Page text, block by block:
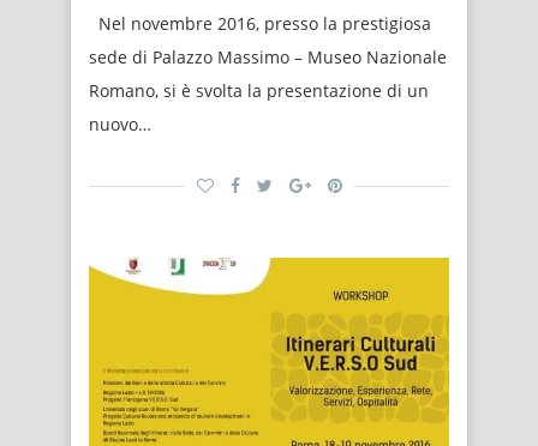
Nel novembre 2016, presso la prestigiosa
sede di Palazzo Massimo – Museo Nazionale
Romano, si è svolta la presentazione di un
nuovo…